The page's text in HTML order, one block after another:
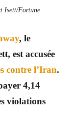
Isett/Fortune
, le
est accusée
contre l’Iran.
4,14
violations